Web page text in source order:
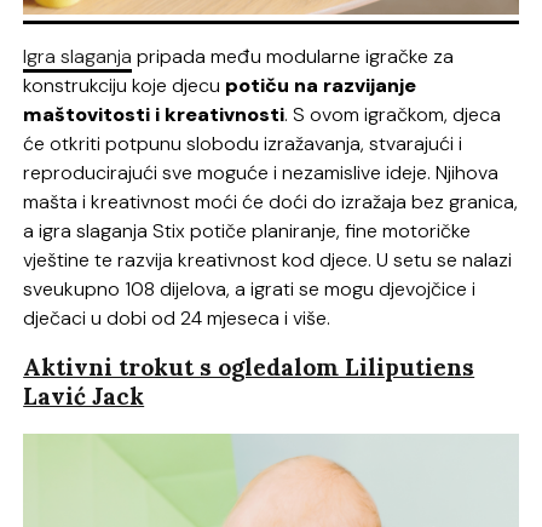
Igra slaganja pripada među modularne igračke za
konstrukciju koje djecu potiču na razvijanje
maštovitosti i kreativnosti. S ovom igračkom, djeca
će otkriti potpunu slobodu izražavanja, stvarajući i
reproducirajući sve moguće i nezamislive ideje. Njihova
mašta i kreativnost moći će doći do izražaja bez granica,
a igra slaganja Stix potiče planiranje, fine motoričke
vještine te razvija kreativnost kod djece. U setu se nalazi
sveukupno 108 dijelova, a igrati se mogu djevojčice i
dječaci u dobi od 24 mjeseca i više.
Aktivni trokut s ogledalom Liliputiens
Lavić Jack